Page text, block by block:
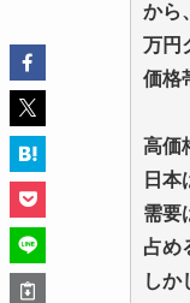
から
万円
価格
高価
日
需要
占め
しか